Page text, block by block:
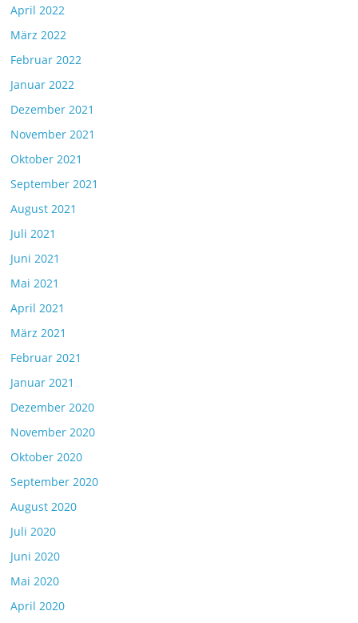
April 2022
März 2022
Februar 2022
Januar 2022
Dezember 2021
November 2021
Oktober 2021
September 2021
August 2021
Juli 2021
Juni 2021
Mai 2021
April 2021
März 2021
Februar 2021
Januar 2021
Dezember 2020
November 2020
Oktober 2020
September 2020
August 2020
Juli 2020
Juni 2020
Mai 2020
April 2020